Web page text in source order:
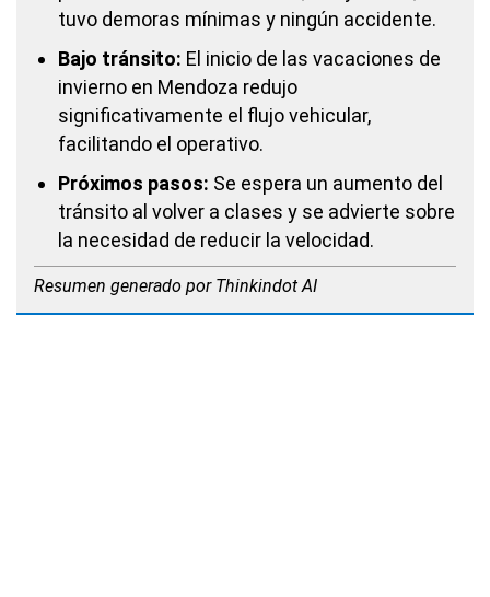
tuvo demoras mínimas y ningún accidente.
Bajo tránsito: El inicio de las vacaciones de
invierno en Mendoza redujo
significativamente el flujo vehicular,
facilitando el operativo.
Próximos pasos: Se espera un aumento del
tránsito al volver a clases y se advierte sobre
la necesidad de reducir la velocidad.
Resumen generado por Thinkindot AI